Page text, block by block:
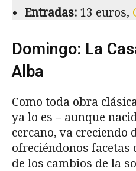
Entradas: 13 euros,
Domingo: La
Alba
Como toda obra
ya lo es – aunque
cercano, va creciendo
ofreciéndonos facetas
de los cambios de la